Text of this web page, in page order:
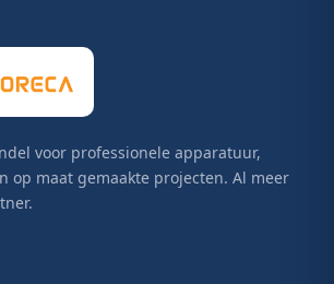
voor professionele apparatuur,
op maat gemaakte projecten. Al meer